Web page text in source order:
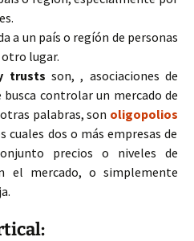
a un país o regíón de personas
otro lugar.
trusts son, , asociaciones de
busca controlar un mercado de
palabras, son oligopolios
cuales dos o más empresas de
precios o niveles de
el mercado, o simplemente